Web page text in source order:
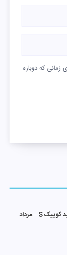
زمانی که دوباره
اعلام شرایط فروش مشارکت در تولید کوییک S – مرداد